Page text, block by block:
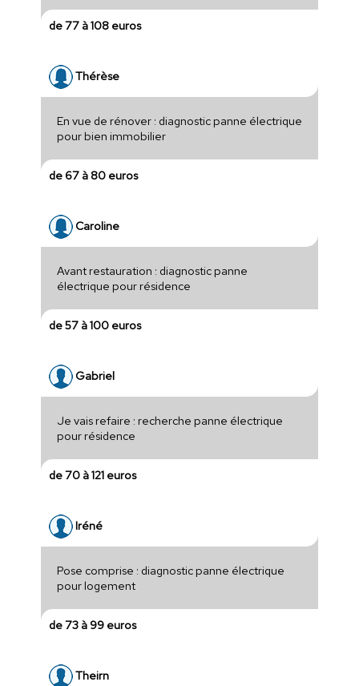
de 77 à 108 euros
Thérèse
En vue de rénover : diagnostic panne électrique
pour bien immobilier
de 67 à 80 euros
Caroline
Avant restauration : diagnostic panne
électrique pour résidence
de 57 à 100 euros
Gabriel
Je vais refaire : recherche panne électrique
pour résidence
de 70 à 121 euros
Iréné
Pose comprise : diagnostic panne électrique
pour logement
de 73 à 99 euros
Theirn